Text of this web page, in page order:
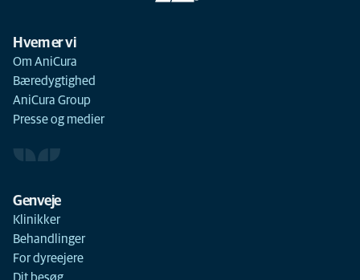
Hvem er vi
Om AniCura
Bæredygtighed
AniCura Group
Presse og medier
Genveje
Klinikker
Behandlinger
For dyreejere